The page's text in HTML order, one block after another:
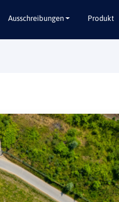
Ausschreibungen
Brandenburg
Bremen
Hamburg
Hessen
Mecklenburg-Vorpommern
Produkt